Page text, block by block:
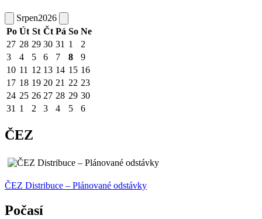
Srpen2026
Po Út St Čt Pá So Ne
27 28 29 30 31 1
2
3
4 5 6 7 8
9
10 11 12 13 14 15 16
17 18 19 20 21 22 23
24 25 26 27 28 29 30
31 1 2 3 4 5 6
ČEZ
ČEZ Distribuce – Plánované odstávky
Počasí